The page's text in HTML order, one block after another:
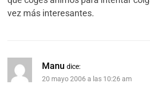
vez más interesantes.
Manu dice:
20 mayo 2006 a las 10:26 am